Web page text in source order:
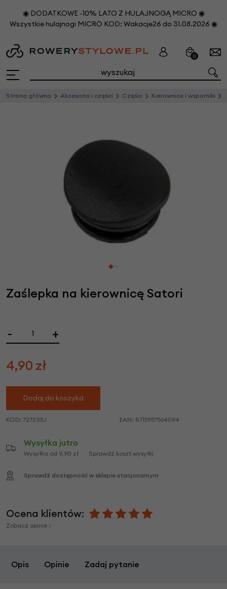
◉ DODATKOWE -10% LATO Z HULAJNOGĄ MICRO ◉
Wszystkie hulajnogi MICRO KOD: Wakacje26 do 31.08.2026 ◉
0
Strona główna Akcesoria i części Części Kierownice i wsporniki
Zaślepka na kierownicę Satori
- +
4,90 zł
Dodaj do koszyka
KOD: 727235J EAN: 8715957564094
Wysyłka jutro
Wysyłka od 9,90 zł Sprawdź koszt wysyłki
Sprawdź dostępność w sklepie stacjonarnym
Ocena klientów:
Zobacz opinie >
Opis Opinie Zadaj pytanie